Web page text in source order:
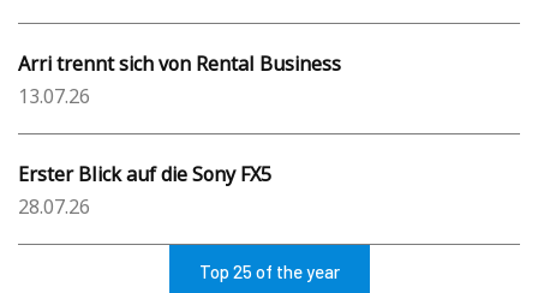
Arri trennt sich von Rental Business
13.07.26
Erster Blick auf die Sony FX5
28.07.26
Top 25 of the year